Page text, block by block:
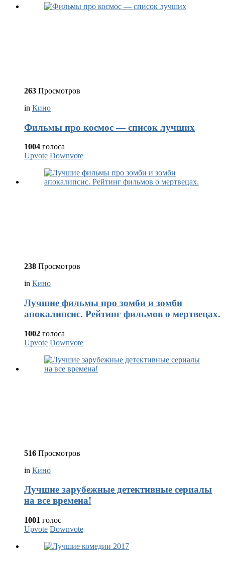
263 Просмотров
in Кино
Фильмы про космос — список лучших
1004 голоса
Upvote Downvote
238 Просмотров
in Кино
Лучшие фильмы про зомби и зомби
апокалипсис. Рейтинг фильмов о мертвецах.
1002 голоса
Upvote Downvote
516 Просмотров
in Кино
Лучшие зарубежные детективные сериалы
на все времена!
1001 голос
Upvote Downvote